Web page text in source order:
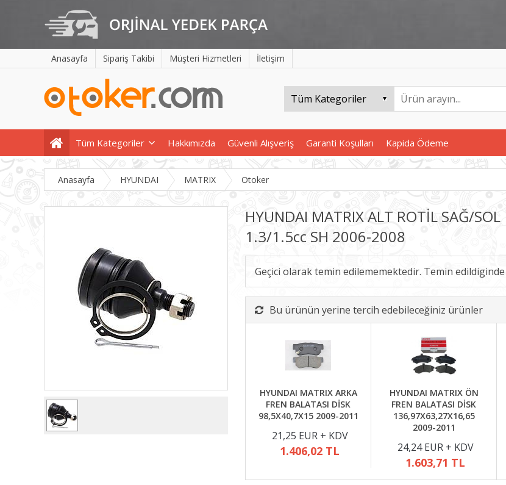
Anasayfa Sipariş Takibi Müşteri Hizmetleri İletişim
Tüm Kategoriler Hakkımızda Güvenli Alışveriş Garanti Koşulları Kapida Ödeme
Anasayfa HYUNDAI MATRIX Otoker
HYUNDAI MATRIX ALT ROTİL SAĞ/SOL
1.3/1.5cc SH 2006-2008
Geçici olarak temin edilememektedir. Temin edildiginde
Bu ürünün yerine tercih edebileceğiniz ürünler
HYUNDAI MATRIX ARKA
FREN BALATASI DİSK
98,5X40,7X15 2009-2011
21,25 EUR + KDV
1.406,02 TL
HYUNDAI MATRIX ÖN
FREN BALATASI DİSK
136,97X63,27X16,65
2009-2011
24,24 EUR + KDV
1.603,71 TL